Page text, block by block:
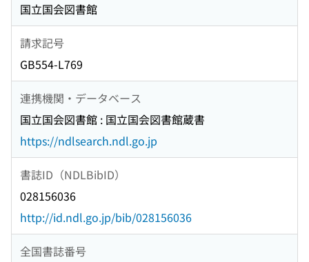
国立国会図書館
請求記号
GB554-L769
連携機関・データベース
国立国会図書館 : 国立国会図書館蔵書
https://ndlsearch.ndl.go.jp
書誌ID（NDLBibID）
028156036
http://id.ndl.go.jp/bib/028156036
全国書誌番号